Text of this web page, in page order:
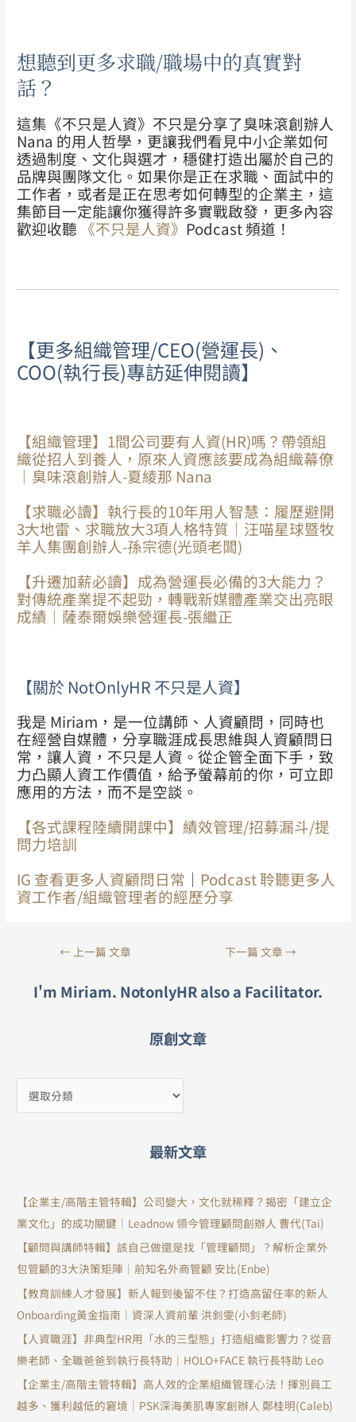
想聽到更多求職/職場中的真實對
話？
這集《不只是人資》不只是分享了臭味滾創辦人
Nana 的用人哲學，更讓我們看見中小企業如何
透過制度、文化與選才，穩健打造出屬於自己的
品牌與團隊文化。如果你是正在求職、面試中的
工作者，或者是正在思考如何轉型的企業主，這
集節目一定能讓你獲得許多實戰啟發， 更多內容
歡迎收聽 《不只是人資》 Podcast 頻道！
【更多組織管理/CEO(營運長)、
COO(執行長)專訪延伸閱讀】
【組織管理】1間公司要有人資(HR)嗎？帶領組
織從招人到養人，原來人資應該要成為組織幕僚
｜臭味滾創辦人-夏綾那 Nana
【求職必讀】執行長的10年用人智慧：履歷避開
3大地雷、求職放大3項人格特質｜汪喵星球暨牧
羊人集團創辦人-孫宗德(光頭老闆)
【升遷加薪必讀】成為營運長必備的3大能力？
對傳統產業提不起勁，轉戰新媒體產業交出亮眼
成績｜薩泰爾娛樂營運長-張繼正
【關於 NotOnlyHR 不只是人資】
我是 Miriam，是一位講師、人資顧問，同時也
在經營自媒體，分享職涯成長思維與人資顧問日
常，讓人資，不只是人資。從企管全面下手，致
力凸顯人資工作價值，給予螢幕前的你，可立即
應用的方法，而不是空談。
【各式課程陸續開課中】績效管理/招募漏斗/提
問力培訓
IG 查看更多人資顧問日常 ｜ Podcast 聆聽更多人
資工作者/組織管理者的經歷分享
← 上一篇 文章 下一篇 文章 →
I'm Miriam. NotonlyHR also a Facilitator.
原創文章
最新文章
【企業主/高階主管特輯】公司變大，文化就稀釋？揭密「建立企
業文化」的成功關鍵｜Leadnow 領今管理顧問創辦人 曹代(Tai)
【顧問與講師特輯】該自己做還是找「管理顧問」？解析企業外
包管顧的3大決策矩陣｜前知名外商管顧 安比(Enbe)
【教育訓練人才發展】新人報到後留不住？打造高留任率的新人
Onboarding黃金指南｜資深人資前輩 洪釗雯(小釗老師)
【人資職涯】非典型HR用「水的三型態」打造組織影響力？從音
樂老師、全職爸爸到執行長特助｜HOLO+FACE 執行長特助 Leo
【企業主/高階主管特輯】高人效的企業組織管理心法！揮別員工
越多、獲利越低的窘境｜PSK深海美肌專家創辦人 鄭桂明(Caleb)